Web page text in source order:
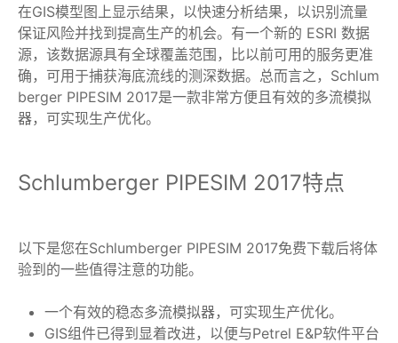
在GIS模型图上显示结果，以快速分析结果，以识别流量
保证风险并找到提高生产的机会。有一个新的 ESRI 数据
源，该数据源具有全球覆盖范围，比以前可用的服务更准
确，可用于捕获海底流线的测深数据。总而言之，Schlum
berger PIPESIM 2017是一款非常方便且有效的多流模拟
器，可实现生产优化。
Schlumberger PIPESIM 2017特点
以下是您在Schlumberger PIPESIM 2017免费下载后将体
验到的一些值得注意的功能。
一个有效的稳态多流模拟器，可实现生产优化。
GIS组件已得到显着改进，以便与Petrel E&P软件平台